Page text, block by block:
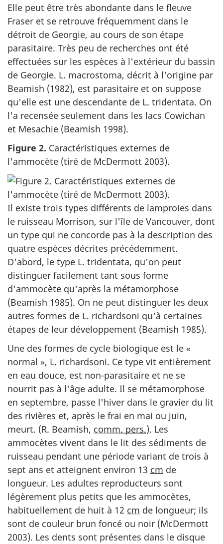
Elle peut être très abondante dans le fleuve
Fraser et se retrouve fréquemment dans le
détroit de Georgie, au cours de son étape
parasitaire. Très peu de recherches ont été
effectuées sur les espèces à l'extérieur du bassin
de Georgie. L. macrostoma, décrit à l'origine par
Beamish (1982), est parasitaire et on suppose
qu'elle est une descendante de L. tridentata. On
l'a recensée seulement dans les lacs Cowichan
et Mesachie (Beamish 1998).
Figure 2. Caractéristiques externes de
l'ammocète (tiré de McDermott 2003).
Il existe trois types différents de lamproies dans
le ruisseau Morrison, sur l'île de Vancouver, dont
un type qui ne concorde pas à la description des
quatre espèces décrites précédemment.
D'abord, le type L. tridentata, qu'on peut
distinguer facilement tant sous forme
d'ammocète qu'après la métamorphose
(Beamish 1985). On ne peut distinguer les deux
autres formes de L. richardsoni qu'à certaines
étapes de leur développement (Beamish 1985).
Une des formes de cycle biologique est le «
normal », L. richardsoni. Ce type vit entièrement
en eau douce, est non-parasitaire et ne se
nourrit pas à l'âge adulte. Il se métamorphose
en septembre, passe l'hiver dans le gravier du lit
des rivières et, après le frai en mai ou juin,
meurt. (R. Beamish, comm. pers.). Les
ammocètes vivent dans le lit des sédiments de
ruisseau pendant une période variant de trois à
sept ans et atteignent environ 13 cm de
longueur. Les adultes reproducteurs sont
légèrement plus petits que les ammocètes,
habituellement de huit à 12 cm de longueur; ils
sont de couleur brun foncé ou noir (McDermott
2003). Les dents sont présentes dans le disque